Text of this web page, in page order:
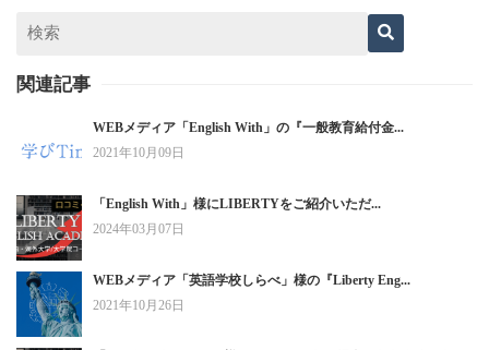
関連記事
WEBメディア「English With」の『一般教育給付金...
2021年10月09日
「English With」様にLIBERTYをご紹介いただ...
2024年03月07日
WEBメディア「英語学校しらべ」様の『Liberty Eng...
2021年10月26日